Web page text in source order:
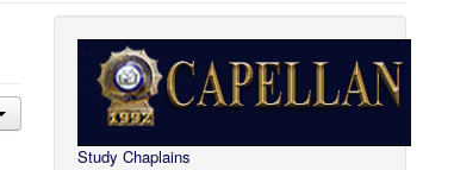
Study Chaplains